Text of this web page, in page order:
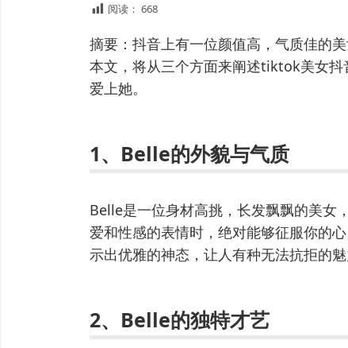
阅读： 668
摘要：抖音上有一位颜值高，气质佳的
本文，将从三个方面来阐述tiktok美女
爱上她。
1、Belle的外貌与气质
Belle是一位身材高挑，长发飘飘的美女
爱和性感的表情时，绝对能够征服你的
示出优雅的神态，让人有种无法抗拒的魅
2、Belle的独特才艺